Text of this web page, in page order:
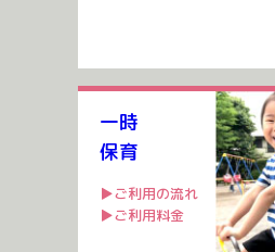
一時
保育
▶ご利用の流れ
▶ご利用料金